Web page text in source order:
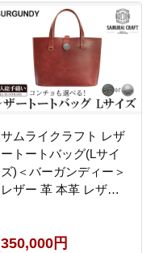
サムライクラフト レザ
ートートバッグ(Lサイ
ズ)＜バーガンディー＞
レザー 革 本革 レザー
手縫い ハンドメイド フ
350,000円